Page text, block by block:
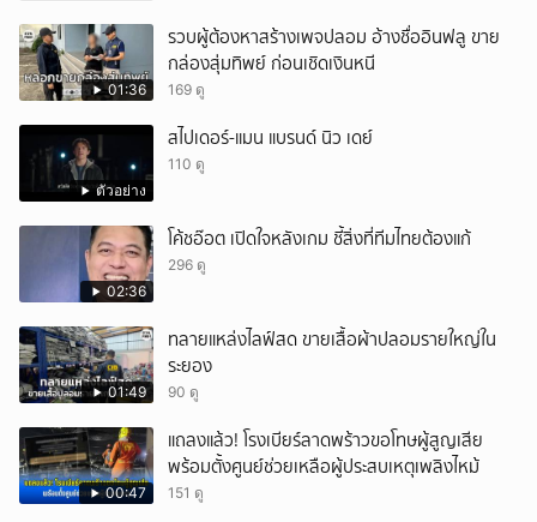
01:36
รวบผู้ต้องหาสร้างเพจปลอม อ้างชื่ออินฟลู ขาย
กล่องสุ่มทิพย์ ก่อนเชิดเงินหนี
169 ดู
ตัวอย่าง
สไปเดอร์-แมน แบรนด์ นิว เดย์
110 ดู
02:36
โค้ชอ๊อต เปิดใจหลังเกม ชี้สิ่งที่ทีมไทยต้องแก้
296 ดู
01:49
ทลายแหล่งไลฟ์สด ขายเสื้อผ้าปลอมรายใหญ่ใน
ระยอง
90 ดู
00:47
แถลงแล้ว! โรงเบียร์ลาดพร้าวขอโทษผู้สูญเสีย
พร้อมตั้งศูนย์ช่วยเหลือผู้ประสบเหตุเพลิงไหม้
151 ดู